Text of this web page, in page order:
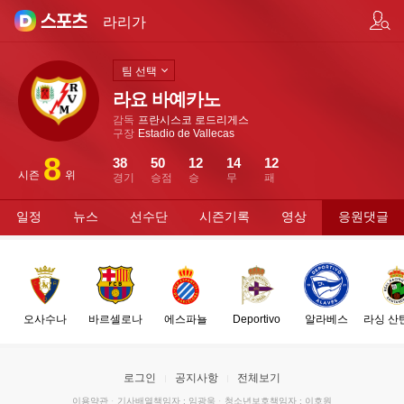
라리가
라요 바예카노
감독 프란시스코 로드리게스
구장 Estadio de Vallecas
시즌 8 위 경기
38
승점
50
승
12
무
14
패
12
팀 선택
일정 뉴스 선수단 시즌기록 영상 응원댓글
오사수나 바르셀로나 에스파뇰 Deportivo 알라베스 라싱 산
로그인 공지사항 전체보기
이용약관 · 기사배열책임자 : 임광욱 · 청소년보호책임자 : 이호원